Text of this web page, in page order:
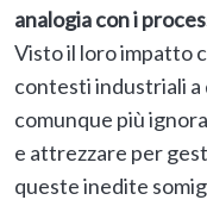
analogia con i
Visto il loro impatto
contesti industriali a
comunque più
e attrezzare per
queste inedite